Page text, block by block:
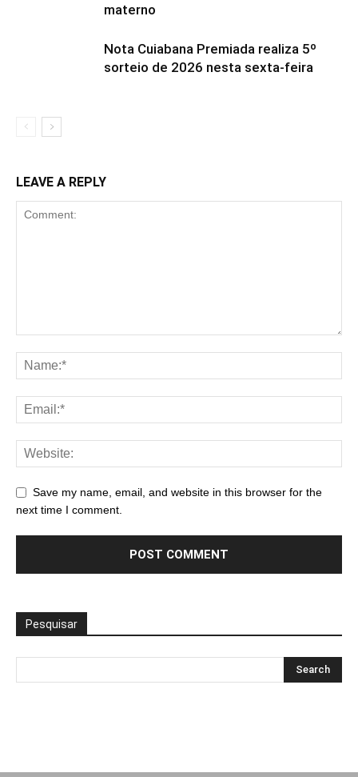
materno
Nota Cuiabana Premiada realiza 5º
sorteio de 2026 nesta sexta-feira
LEAVE A REPLY
Save my name, email, and website in this browser for the
next time I comment.
Pesquisar